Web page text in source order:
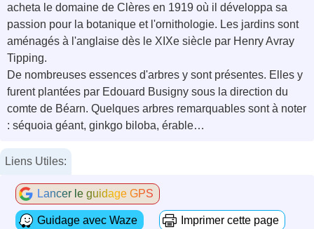
acheta le domaine de Clères en 1919 où il développa sa
passion pour la botanique et l'ornithologie. Les jardins sont
aménagés à l'anglaise dès le XIXe siècle par Henry Avray
Tipping.
De nombreuses essences d'arbres y sont présentes. Elles y
furent plantées par Edouard Busigny sous la direction du
comte de Béarn. Quelques arbres remarquables sont à noter
: séquoia géant, ginkgo biloba, érable…
Liens Utiles:
Lancer le guidage GPS
Guidage avec Waze Imprimer cette page